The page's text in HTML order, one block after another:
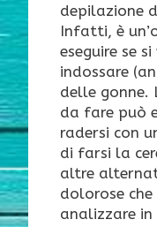
depilazione
Infatti, è
eseguire se
indossare
delle gonne.
da fare può
radersi con
di farsi la
altre
dolorose
analizzare